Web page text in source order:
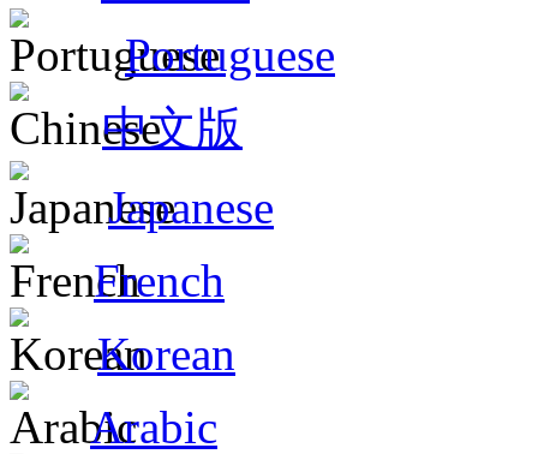
Portuguese
中文版
Japanese
French
Korean
Arabic